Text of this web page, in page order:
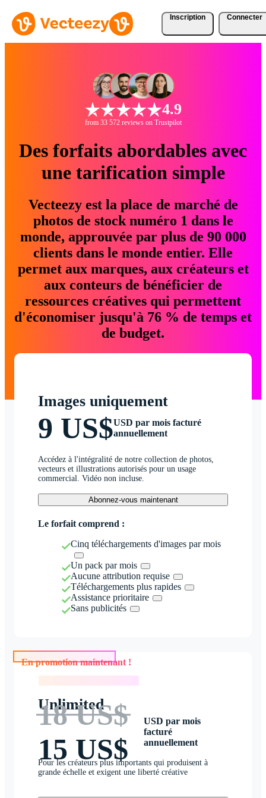
Inscription Connecter
4.9
from 33 572 reviews on Trustpilot
Des forfaits abordables avec
une tarification simple
Vecteezy est la place de marché de
photos de stock numéro 1 dans le
monde, approuvée par plus de 90 000
clients dans le monde entier. Elle
permet aux marques, aux créateurs et
aux conteurs de bénéficier de
ressources créatives qui permettent
d'économiser jusqu'à 76 % de temps et
de budget.
Images uniquement
9 US$USD par mois facturé
annuellement
Accédez à l'intégralité de notre collection de photos,
vecteurs et illustrations autorisés pour un usage
commercial. Vidéo non incluse.
Abonnez-vous maintenant
Le forfait comprend :
Cinq téléchargements d'images par mois
Un pack par mois
Aucune attribution requise
Téléchargements plus rapides
Assistance prioritaire
Sans publicités
En promotion maintenant !
Unlimited
18 US$
15 US$
USD par mois
facturé
annuellement
Pour les créateurs plus importants qui produisent à
grande échelle et exigent une liberté créative